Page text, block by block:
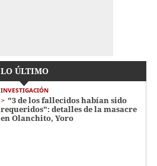
LO ÚLTIMO
INVESTIGACIÓN
"3 de los fallecidos habían sido
requeridos": detalles de la masacre
en Olanchito, Yoro